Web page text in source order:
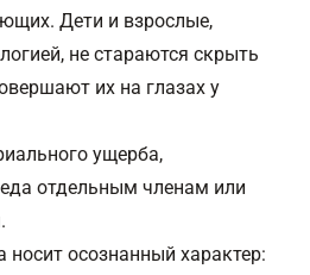
Дети и взрослые,
не стараются скрыть
их на глазах у
ущерба,
отдельным членам или
носит осознанный характер: